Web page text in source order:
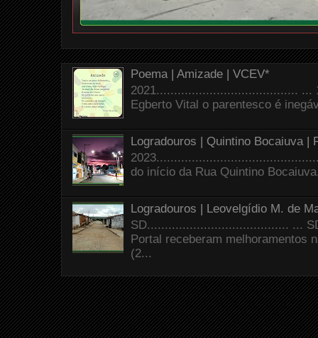
Poema | Amizade | VCEV*
2021........................................ ...
Egberto Vital o parentesco é
Logradouros | Quintino Bocaiuva |
do início da Rua Quintino
Logradouros | Leovelgídio M. de
SD........................................ ...
Portal receberam melhoramentos
(2...